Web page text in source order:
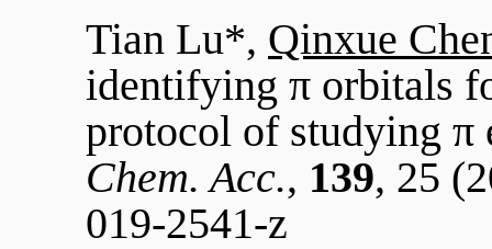
Tian Lu*, Qinxue
identifying π orbitals
protocol of studying
Chem. Acc., 139, 25
019-2541-z